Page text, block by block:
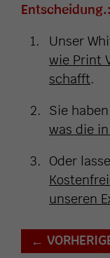
Entscheidung.:
Unser
wie Print
schafft.
Sie
was die
Oder
unseren
←